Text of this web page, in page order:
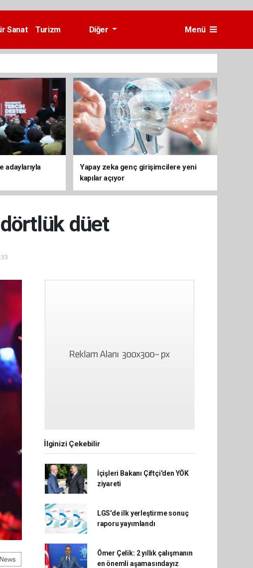
Sanat
Turizm
Diğer Menü
adaylarıyla
Yapay zeka genç girişimcilere yeni
kapılar açıyor
dörtlük düet
İlginizi Çekebilir
İçişleri Bakanı Çiftçi'den YÖK
ziyareti
LGS'de ilk yerleştirme sonuç
raporu yayımlandı
Ömer Çelik: 2 yıllık çalışmanın
en önemli aşamasındayız